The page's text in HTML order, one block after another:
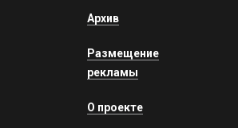
Архив
Размещение
рекламы
О проекте